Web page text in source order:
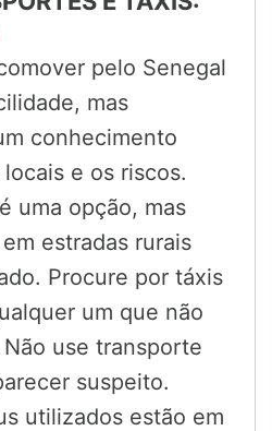
pelo Senegal
mas
conhecimento
e os riscos.
uma opção, mas
estradas rurais
Procure por táxis
um que não
use transporte
suspeito.
utilizados estão em